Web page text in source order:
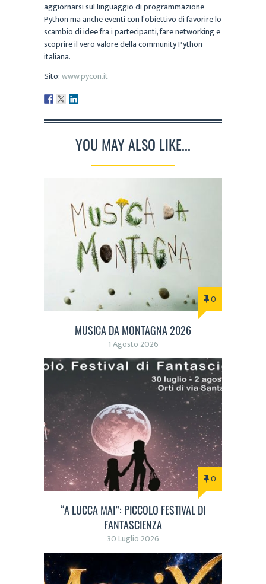
aggiornarsi sul linguaggio di programmazione
Python ma anche eventi con l’obiettivo di favorire lo
scambio di idee fra i partecipanti, fare networking e
scoprire il vero valore della community Python
italiana.
Sito:www.pycon.it
YOU MAY ALSO LIKE...
0
MUSICA DA MONTAGNA 2026
1 Agosto 2026
0
“A LUCCA MAI”: PICCOLO FESTIVAL DI
FANTASCIENZA
30 Luglio 2026